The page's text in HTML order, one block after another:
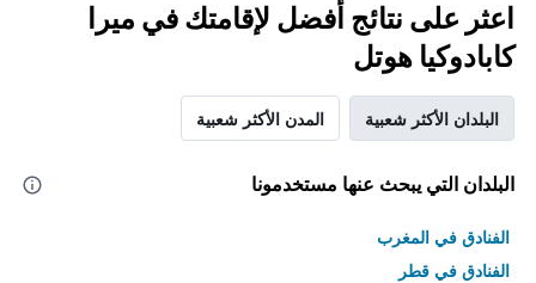
اعثر على نتائج أفضل لإقامتك في ميرا
كابادوكيا هوتل
البلدان الأكثر شعبية المدن الأكثر شعبية
البلدان التي يبحث عنها مستخدمونا
الفنادق في المغرب
الفنادق في قطر